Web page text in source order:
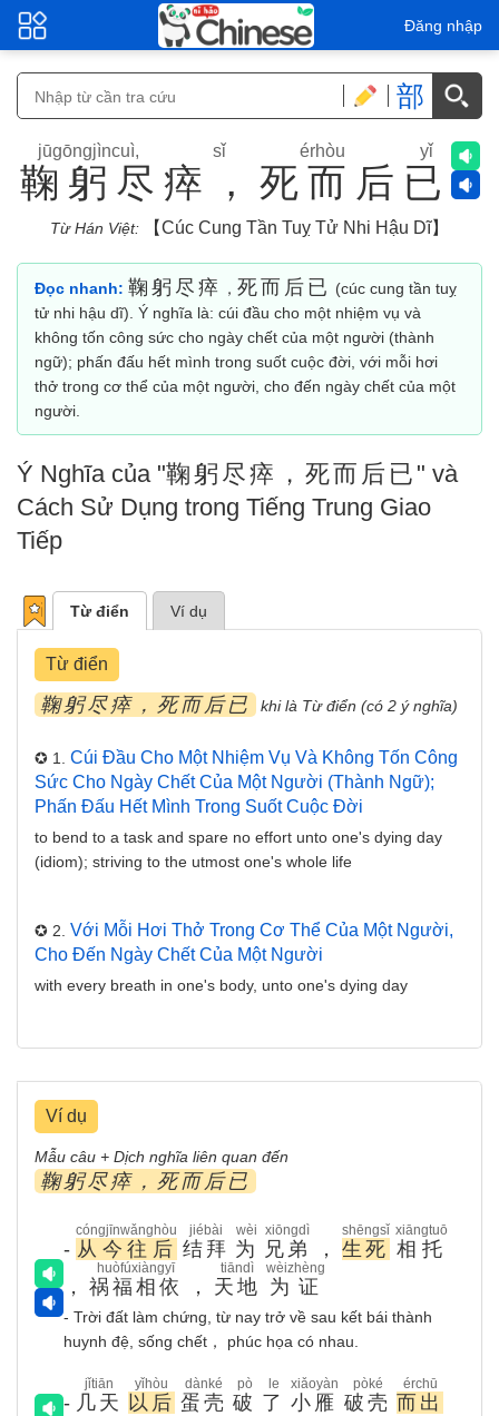
Đăng nhập
部
鞠躬尽瘁，死而后已
jūgōngjìncuì, sǐ érhòu yǐ
Từ Hán Việt: 【cúc Cung Tần Tuỵ Tử Nhi Hậu Dĩ】
Đọc nhanh: 鞠躬尽瘁 ， 死而后已 (cúc cung tần tuỵ
tử nhi hậu dĩ). Ý nghĩa là: cúi đầu cho một nhiệm vụ và
không tốn công sức cho ngày chết của một người (thành
ngữ); phấn đấu hết mình trong suốt cuộc đời, với mỗi hơi
thở trong cơ thể của một người, cho đến ngày chết của một
người.
Ý Nghĩa của "鞠躬尽瘁，死而后已 " và
Cách Sử Dụng trong Tiếng Trung Giao
Tiếp
Từ điển Ví dụ
Từ điển
鞠躬尽瘁，死而后已 khi là Từ điển (có 2 ý nghĩa)
✪ 1. Cúi Đầu Cho Một Nhiệm Vụ Và Không Tốn Công
Sức Cho Ngày Chết Của Một Người (thành Ngữ);
Phấn Đấu Hết Mình Trong Suốt Cuộc Đời
to bend to a task and spare no effort unto one's dying day
(idiom); striving to the utmost one's whole life
✪ 2. Với Mỗi Hơi Thở Trong Cơ Thể Của Một Người,
Cho Đến Ngày Chết Của Một Người
with every breath in one's body, unto one's dying day
Ví dụ
Mẫu câu + Dịch nghĩa liên quan đến
鞠躬尽瘁，死而后已
- 从今往后
cóngjīnwǎnghòu
结拜
jiébài
为
wèi
兄弟
xiōngdì
， 生死
shēngsǐ
相托
xiāngtuō
， 祸福相依
huòfúxiàngyī
， 天地
tiāndì
为证
wèizhèng
- Trời đất làm chứng, từ nay trở về sau kết bái thành
huynh đệ, sống chết， phúc họa có nhau.
- 几天
jǐtiān
以后
yǐhòu
蛋壳
dànké
破
pò
了
le
小雁
xiǎoyàn
破壳
pòké
而出
érchū